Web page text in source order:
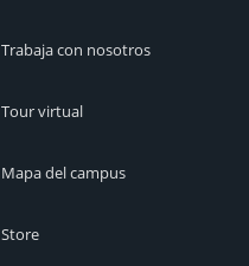
Trabaja con nosotros
Tour virtual
Mapa del campus
Store